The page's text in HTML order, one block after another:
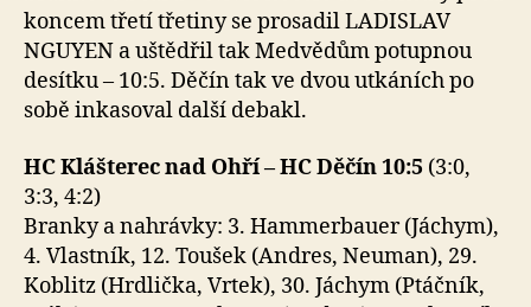
koncem třetí třetiny se prosadil LADISLAV
NGUYEN a uštědřil tak Medvědům potupnou
desítku – 10:5. Děčín tak ve dvou utkáních po
sobě inkasoval další debakl.
HC Klášterec nad Ohří – HC Děčín 10:5 (3:0,
3:3, 4:2)
Branky a nahrávky: 3. Hammerbauer (Jáchym),
4. Vlastník, 12. Toušek (Andres, Neuman), 29.
Koblitz (Hrdlička, Vrtek), 30. Jáchym (Ptáčník,